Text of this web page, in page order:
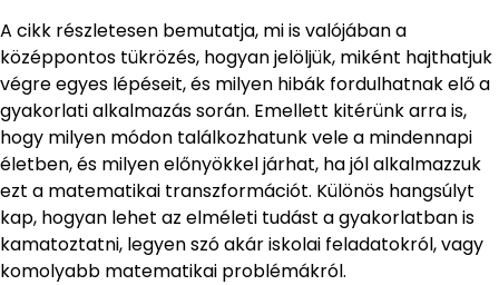
A cikk részletesen bemutatja, mi is valójában a
középpontos tükrözés, hogyan jelöljük, miként hajthatjuk
végre egyes lépéseit, és milyen hibák fordulhatnak elő a
gyakorlati alkalmazás során. Emellett kitérünk arra is,
hogy milyen módon találkozhatunk vele a mindennapi
életben, és milyen előnyökkel járhat, ha jól alkalmazzuk
ezt a matematikai transzformációt. Különös hangsúlyt
kap, hogyan lehet az elméleti tudást a gyakorlatban is
kamatoztatni, legyen szó akár iskolai feladatokról, vagy
komolyabb matematikai problémákról.